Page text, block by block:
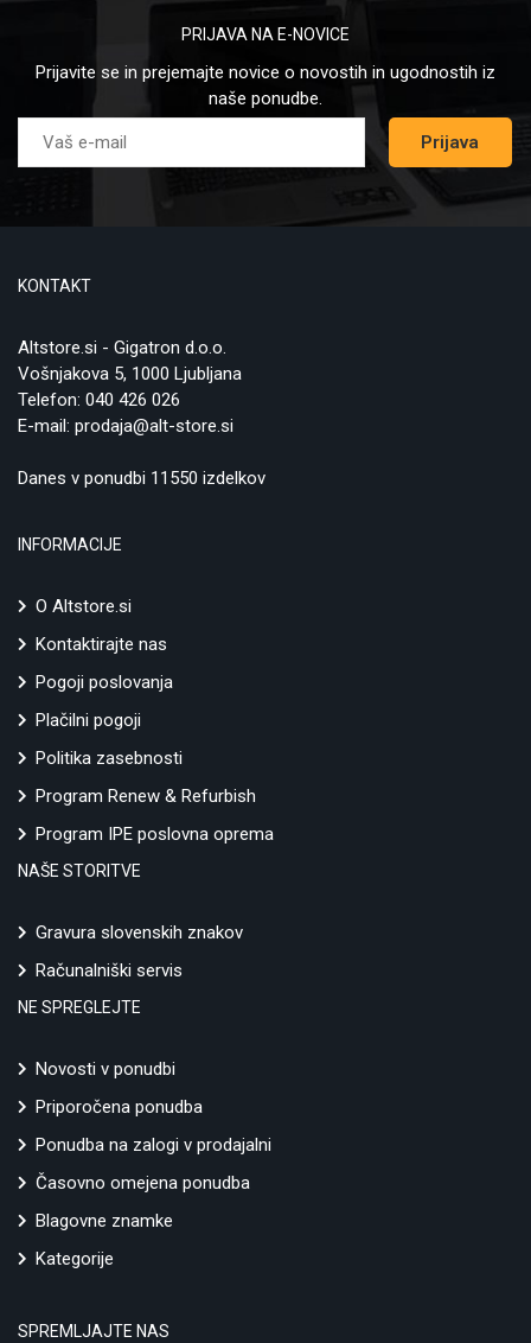
PRIJAVA NA E-NOVICE
Prijavite se in prejemajte novice o novostih in ugodnostih iz
naše ponudbe.
Prijava
KONTAKT
Altstore.si - Gigatron d.o.o.
Vošnjakova 5, 1000 Ljubljana
Telefon: 040 426 026
E-mail: prodaja@alt-store.si
Danes v ponudbi 11550 izdelkov
INFORMACIJE
O Altstore.si
Kontaktirajte nas
Pogoji poslovanja
Plačilni pogoji
Politika zasebnosti
Program Renew & Refurbish
Program IPE poslovna oprema
NAŠE STORITVE
Gravura slovenskih znakov
Računalniški servis
NE SPREGLEJTE
Novosti v ponudbi
Priporočena ponudba
Ponudba na zalogi v prodajalni
Časovno omejena ponudba
Blagovne znamke
Kategorije
SPREMLJAJTE NAS